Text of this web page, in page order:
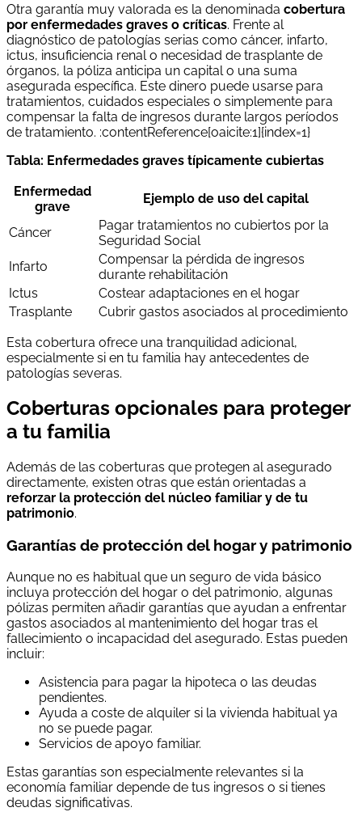
Otra garantía muy valorada es la denominada cobertura
por enfermedades graves o críticas. Frente al
diagnóstico de patologías serias como cáncer, infarto,
ictus, insuficiencia renal o necesidad de trasplante de
órganos, la póliza anticipa un capital o una suma
asegurada específica. Este dinero puede usarse para
tratamientos, cuidados especiales o simplemente para
compensar la falta de ingresos durante largos períodos
de tratamiento. :contentReference[oaicite:1]{index=1}
Tabla: Enfermedades graves típicamente cubiertas
Enfermedad
grave
Ejemplo de uso del capital
Cáncer
Pagar tratamientos no cubiertos por la
Seguridad Social
Infarto
Compensar la pérdida de ingresos
durante rehabilitación
Ictus
Costear adaptaciones en el hogar
Trasplante
Cubrir gastos asociados al procedimiento
Esta cobertura ofrece una tranquilidad adicional,
especialmente si en tu familia hay antecedentes de
patologías severas.
Coberturas opcionales para proteger
a tu familia
Además de las coberturas que protegen al asegurado
directamente, existen otras que están orientadas a
reforzar la protección del núcleo familiar y de tu
patrimonio.
Garantías de protección del hogar y patrimonio
Aunque no es habitual que un seguro de vida básico
incluya protección del hogar o del patrimonio, algunas
pólizas permiten añadir garantías que ayudan a enfrentar
gastos asociados al mantenimiento del hogar tras el
fallecimiento o incapacidad del asegurado. Estas pueden
incluir:
Asistencia para pagar la hipoteca o las deudas
pendientes.
Ayuda a coste de alquiler si la vivienda habitual ya
no se puede pagar.
Servicios de apoyo familiar.
Estas garantías son especialmente relevantes si la
economía familiar depende de tus ingresos o si tienes
deudas significativas.